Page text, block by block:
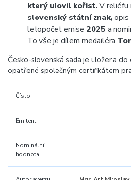
který ulovil kořist.V reliéfu
slovenský státní znak,opis
letopočet emise 2025 a
To vše je dílem medailéra
Česko-slovenská sada je uložena
opatřené společným certifikátem
Číslo
Emitent
Nominální
hodnota